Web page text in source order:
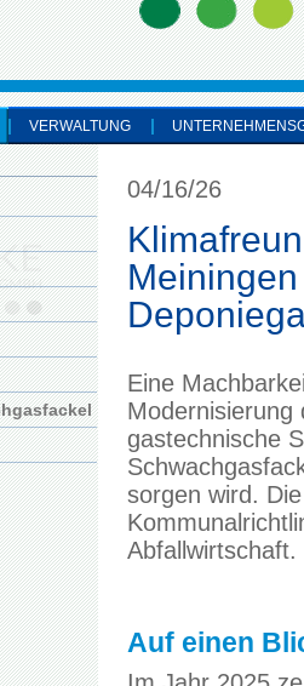
VERWALTUNG
04/16/26
Eine
Modernisierung
gastechnische
sorgen wird.
Abfallwirtschaft.
Auf einen